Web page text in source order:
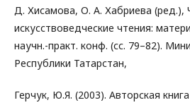
Д. Хисамова, О. А. Хабриева (ред.),
искусствоведческие чтения:
научн.-практ. конф. (сс. 79–82).
Республики Татарстан,
Герчук, Ю.Я. (2003). Авторская